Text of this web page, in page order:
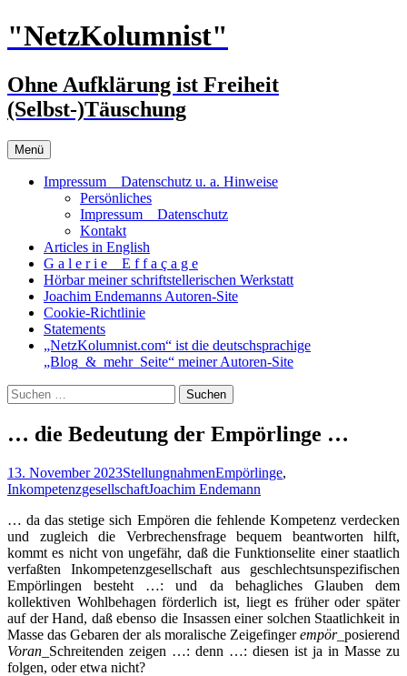
Zum
Inhalt
"NetzKolumnist"
Ohne Aufklärung ist Freiheit
(Selbst-)Täuschung
Menü
Impressum _ Datenschutz u. a. Hinweise
Persönliches
Impressum _ Datenschutz
Kontakt
Articles in English
G a l e r i e _ E f f a ç a g e
Hörbar meiner schriftstellerischen Werkstatt
Joachim Endemanns Autoren-Site
Cookie-Richtlinie
Statements
„NetzKolumnist.com“ ist die deutschsprachige
„Blog_&_mehr_Seite“ meiner Autoren-Site
Suchen
nach:
… die Bedeutung der Empörlinge …
13. November 2023StellungnahmenEmpörlinge,
InkompetenzgesellschaftJoachim Endemann
… da das stetige sich Empören die fehlende Kompetenz verdecken
und zugleich die Verbrechensfrage bequem beantworten hilft,
kommt es nicht von ungefähr, daß die Funktionselite einer staatlich
verfaßten Inkompetenzgesellschaft aus geschlechtsunspezifischen
Empörlingen besteht …: und da behagliches Glauben dem
kollektiven Wohlbehagen förderlich ist, liegt es früher oder später
auf der Hand, daß ebenso die Insassen einer solchen Staatlichkeit in
Masse das Gebaren der als moralische Zeigefingerempör_posierend
Voran _Schreitenden zeigen …: denn …: diesen ist ja in Masse zu
folgen, oder etwa nicht?